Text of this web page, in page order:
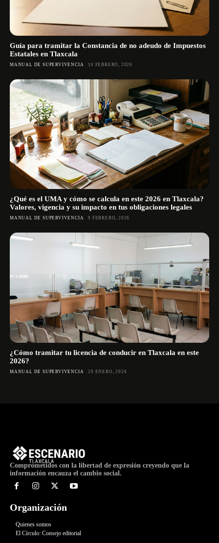
Guía para tramitar la Constancia de no adeudo de Impuestos
Estatales en Tlaxcala
MANUAL DE SUPERVIVENCIA 10 FEBRERO, 2026
¿Qué es el UMA y cómo se calcula en este 2026 en Tlaxcala?
Valores, vigencia y su impacto en tus obligaciones legales
MANUAL DE SUPERVIVENCIA 9 FEBRERO, 2026
¿Cómo tramitar tu licencia de conducir en Tlaxcala en este
2026?
MANUAL DE SUPERVIVENCIA 20 ENERO, 2026
Comprometidos con la libertad de expresión creyendo que la
información encauza el cambio social.
Organización
Quienes somos
El Círculo: Consejo editorial